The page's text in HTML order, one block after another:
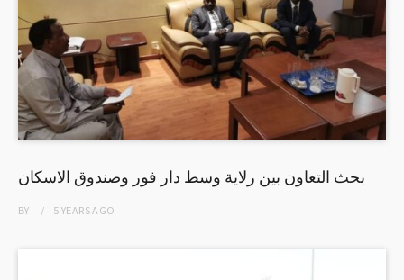
بحث التعاون بين رلاية وسط دار فور وصندوق الاسكان
BY 5 YEARSAGO